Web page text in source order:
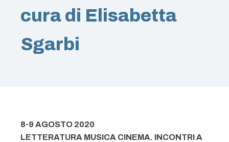
cura di Elisabetta
Sgarbi
8-9 AGOSTO 2020
LETTERATURA MUSICA CINEMA. INCONTRI A